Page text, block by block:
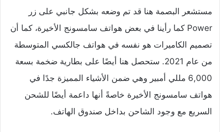
مستشعر البصمة هنا قد تم وضعه بشكل جانبي على زر
Power كما رأينا في بعض هواتف سامسونج الأخيرة، كما أن
تصميم الكاميرات هو نفسه في هواتف جالكسي المتوسطة
من عام 2021. ستحصل هنا أيضًا على بطارية ضخمة بسعة
6,000 مللي أمبير وهي ضمن الأشياء المميزة جدًا في
هواتف سامسونج الأخيرة خاصةً أنها داعمة أيضًا للشحن
السريع مع وجود الشاحن بداخل صندوق الهاتف.